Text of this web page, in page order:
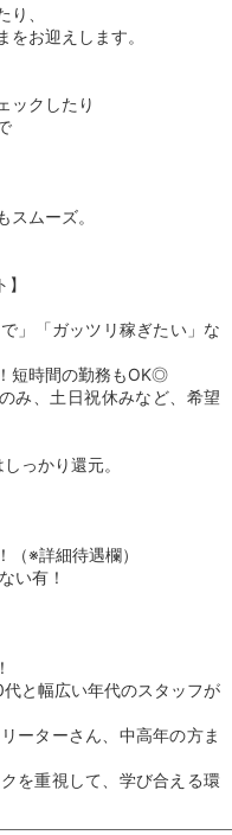
、
お迎えします。
ックしたり
ムーズ。
」「ガッツリ稼ぎたい」な
短時間の勤務もOK◎
み、土日祝休みなど、希望
っかり還元。
※詳細待遇欄）
い有！
と幅広い年代のスタッフが
ーターさん、中高年の方ま
を重視して、学び合える環